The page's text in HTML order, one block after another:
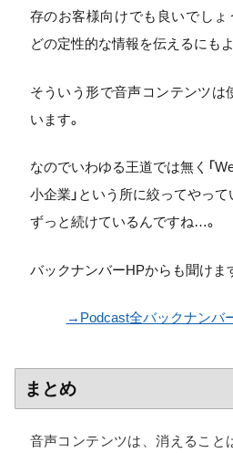
存のお客様向けでも良いでしょ
どの定性的な情報を伝えるにも
そういう形で音声コンテンツは
います。
なのでいわゆる王道では無く「
小企業」という所に絞ってやっ
ずっと続けているんですね…。
バックナンバーHPからも聞けま
→Podcast全バックナンバ
まとめ
音声コンテンツは、消えること